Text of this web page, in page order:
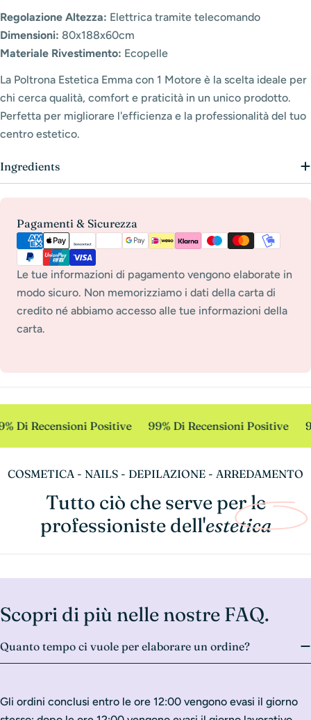
Regolazione Altezza: Elettrica tramite telecomando
Dimensioni: 80x188x60cm
Materiale Rivestimento: Ecopelle
La Poltrona Estetica Emma con 1 Motore è la scelta ideale per
chi cerca qualità, comfort e praticità in un unico prodotto.
Perfetta per migliorare l'efficienza e la professionalità del tuo
centro estetico.
Ingredients
Pagamenti & Sicurezza
Metodi
pagamento
Le tue informazioni di pagamento vengono elaborate in
modo sicuro. Non memorizziamo i dati della carta di
credito né abbiamo accesso alle tue informazioni della
carta.
Di Recensioni Positive 99% Di Recensioni Positive
COSMETICA - NAILS - DEPILAZIONE - ARREDAMENTO
Tutto ciò che serve per le
professioniste dell'estetica
Scopri di più nelle nostre FAQ.
Quanto tempo ci vuole per elaborare un ordine?
Gli ordini conclusi entro le ore 12:00 vengono evasi il giorno